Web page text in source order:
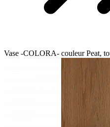
Vase -COLORA- couleur Peat,